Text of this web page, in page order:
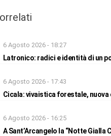
6 Agosto 2026 - 18:27
Latronico: radici e identità di un
6 Agosto 2026 - 17:43
Cicala: vivaistica forestale,
6 Agosto 2026 - 16:25
A Sant’Arcangelo la “Notte Gialla